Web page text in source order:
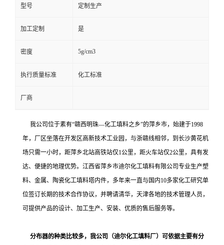
型号 定制生产
加工定制 是
密度 5g/cm3
执行质量标准 化工标准
厂商
我公司位于素有“赣西明珠—化工填料之乡”的萍乡市，始建于1998
年，厂区坐落在开发区高新技术工业园，与浙赣线相邻，到长沙黄花机
场只需一小时，距萍乡北站高铁站仅1公里，距火车站仅2公里，具有发
达、便捷的地理优势。 江西省萍乡市迪尔化工填料有限公司专业生产塑
料、金属、陶瓷化工填料塔内件，多年来一直与国内10多家化工研究单
位签订长期的技术合作协议，并聘请清华，天津各地的技术管理人员，
可提供产品的设计、加工生产、安装、优质的售后服务等。
分布器的种类比较多，我公司（迪尔化工填料厂）可依据主要有分